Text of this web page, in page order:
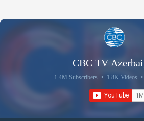
CBC TV
1.4M Subscribers • 1.8K Videos •